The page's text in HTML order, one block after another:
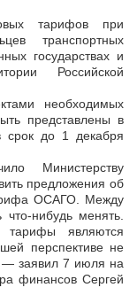
тарифов при
транспортных
государствах и
Российской
необходимых
представлены в
срок до 1 декабря
Министерству
предложения об
ОСАГО. Между
нибудь менять.
тарифы являются
перспективе не
— заявил 7 июля на
финансов Сергей